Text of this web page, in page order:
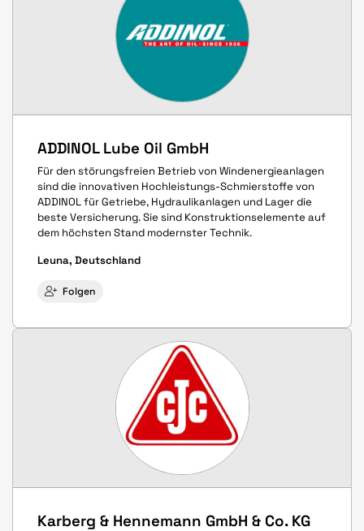
ADDINOL Lube Oil GmbH
Für den störungsfreien Betrieb von Windenergieanlagen
sind die innovativen Hochleistungs-Schmierstoffe von
ADDINOL für Getriebe, Hydraulikanlagen und Lager die
beste Versicherung. Sie sind Konstruktionselemente auf
dem höchsten Stand modernster Technik.
Leuna, Deutschland
Folgen
Karberg & Hennemann GmbH & Co. KG